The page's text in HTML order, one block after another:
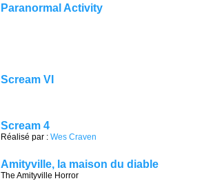
Paranormal Activity
Scream VI
Scream 4
Réalisé par : Wes Craven
Amityville, la maison du diable
The Amityville Horror